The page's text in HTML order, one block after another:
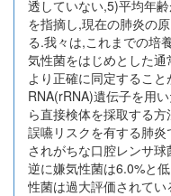
透していない,5)平均年
を指摘し,現在の肺炎の
る.我々は,これまでの培
気性菌をはじめとした
より正確に同定するこ
RNA(rRNA)遺伝子を用
ら直接検体を採取する
誤嚥リスクを有する肺
されがちな口腔レンサ
逆に嫌気性菌は6.0%と
性菌は過大評価されて